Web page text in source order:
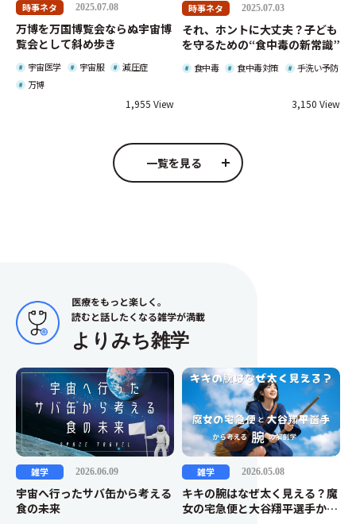
時事ネタ 2025.07.08
万博を万国博覧会ならぬ宇宙博
覧会として斜め歩き
宇宙医学 宇宙服
減圧症
万博
1,955
時事ネタ 2025.07.03
それ、ホントに大丈夫？子ども
を守るための“食中毒の新常識”
食中毒 食中毒対策 手洗い予防
3,150
一覧を見る
医療をもっと楽しく。
読むと話したくなる雑学が満載
よりみち雑学
雑学 2026.06.09
宇宙へ行ったサバ缶から考える
食の未来
雑学 2026.05.08
キキの腕はなぜ太く見える？魔
女の宅急便と大谷翔平選手から